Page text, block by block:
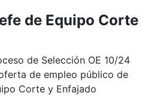
de Equipo Corte
de Selección OE 10/24
de empleo público de
Corte y Enfajado